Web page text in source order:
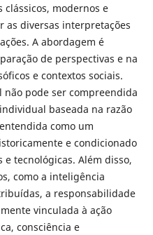
modernos e
as diversas interpretações
A abordagem é
de perspectivas e na
e contextos sociais.
não pode ser compreendida
baseada na razão
como um
e condicionado
tecnológicas. Além disso,
como a inteligência
a responsabilidade
vinculada à ação
consciência e